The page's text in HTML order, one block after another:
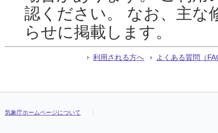
認ください。 なお、主な
らせに掲載します。
利用される方へ よくある質問（
気象庁ホームページについて